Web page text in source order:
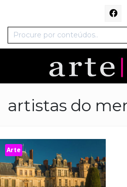
artistas do
Arte